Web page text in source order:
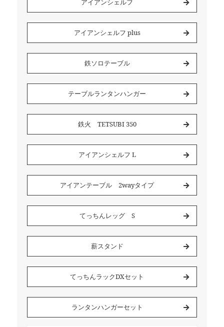
アイアンシェルフ
アイアンシェルフ plus
鉄ソロテーブル
テーブルランタンハンガー
鉄火 TETSUBI 350
アイアンシェルフ L
アイアンテーブル 2wayタイプ
てっちんレッグ S
薪スタンド
てっちんラックDXセット
ランタンハンガーセット